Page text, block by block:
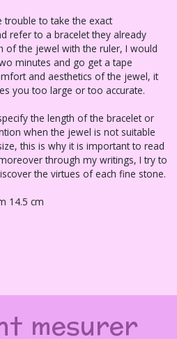
to take the exact
refer to a bracelet they already
of the jewel with the ruler, I would
minutes and go get a tape
and aesthetics of the jewel, it
you too large or too accurate.
the length of the bracelet or
when the jewel is not suitable
this is why it is important to read
through my writings, I try to
the virtues of each fine stone.
14.5 cm
mesurer